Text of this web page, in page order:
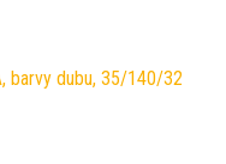
2 599 Kč.
cena je: 2 209 Kč.
barvy dubu, 35/140/32
5 099 Kč.
cena je: 4 334 Kč.